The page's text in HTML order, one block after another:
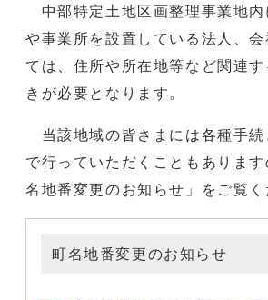
中部特定土地区画整理事業地内
や事業所を設置している法人、
ては、住所や所在地等など関連
きが必要となります。
当該地域の皆さまには各種手続
で行っていただくこともありま
名地番変更のお知らせ」をご覧く
町名地番変更のお知らせ